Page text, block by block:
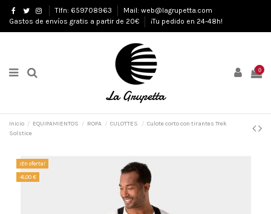
Tlfn: 659708963
Mail: web@lagrupetta.com
Gastos de envíos gratis a partir de 20€
¡Tu pedido en 24-48h!
0
Inicio EQUIPAMIENTOS ROPA CULOTTES
Culote corto con tirantes Trek
Solstice
¡En oferta!
-6,00 €